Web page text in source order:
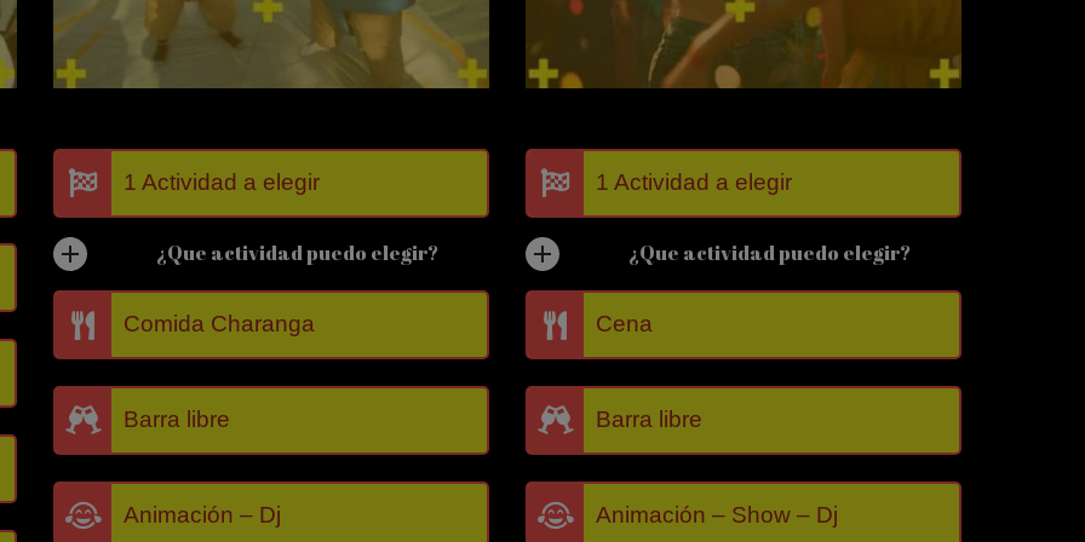
1 Actividad a elegir
¿Que actividad puedo elegir?
Comida Charanga
Barra libre
Animación – Dj
1 Actividad a elegir
¿Que actividad puedo elegir?
Cena
Barra libre
Animación – Show – Dj